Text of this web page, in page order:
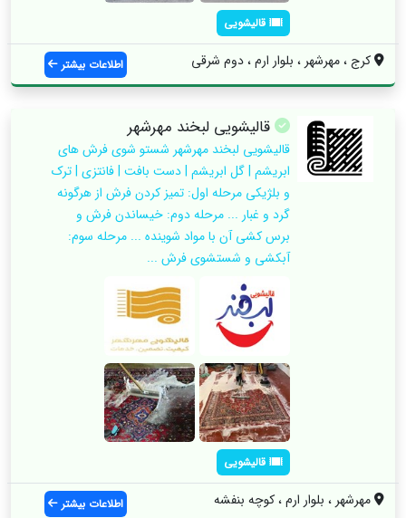
قالیشویی
کرج ، مهرشهر ، بلوار ارم ، دوم شرقی اطلاعات بیشتر
قالیشویی لبخند مهرشهر
قالیشویی لبخند مهرشهر شستو شوی فرش های
ابریشم | گل ابریشم | دست بافت | فانتزی | ترک
و بلژیکی مرحله اول: تمیز کردن فرش از هرگونه
گرد و غبار ... مرحله دوم: خیساندن فرش و
برس کشی آن با مواد شوینده ... مرحله سوم:
آبکشی و شستشوی فرش ...
قالیشویی
مهرشهر ، بلوار ارم ، کوچه بنفشه اطلاعات بیشتر